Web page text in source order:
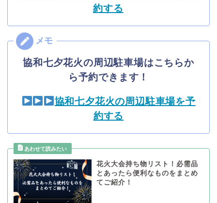
約する
協和七夕花火の周辺駐車場はこちらか
ら予約できます！
協和七夕花火の周辺駐車場を予
約する
花火大会持ち物リスト！必需品
とあったら便利なものをまとめ
てご紹介！